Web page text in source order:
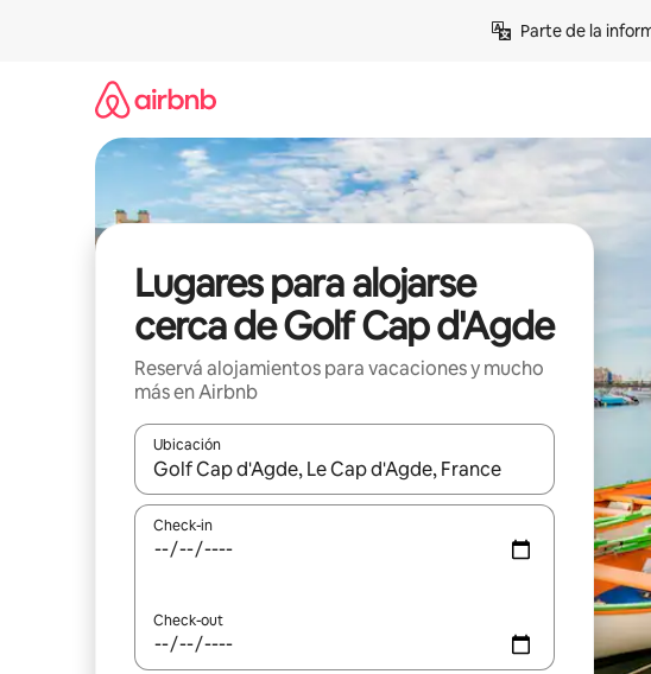
Parte de la
Lugares para alojarse
cerca de Golf Cap d'Agde
Reservá alojamientos para vacaciones y mucho
más en Airbnb
Ubicación
Cuando los resultados estén disponibles, navegá con las teclas
Check-in
Check-out